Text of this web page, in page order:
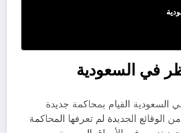
في السعودية
السعودية القيام بمحاكمة جديدة
الوقائع الجديدة لم تعرفها المحاكمة